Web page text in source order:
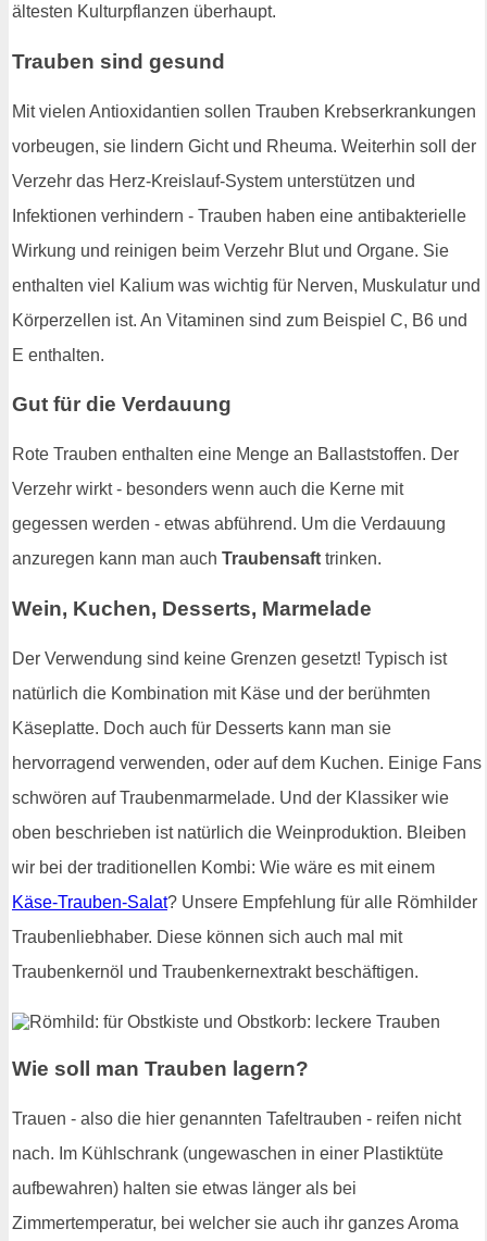
ältesten Kulturpflanzen überhaupt.
Trauben sind gesund
Mit vielen Antioxidantien sollen Trauben Krebserkrankungen
vorbeugen, sie lindern Gicht und Rheuma. Weiterhin soll der
Verzehr das Herz-Kreislauf-System unterstützen und
Infektionen verhindern - Trauben haben eine antibakterielle
Wirkung und reinigen beim Verzehr Blut und Organe. Sie
enthalten viel Kalium was wichtig für Nerven, Muskulatur und
Körperzellen ist. An Vitaminen sind zum Beispiel C, B6 und
E enthalten.
Gut für die Verdauung
Rote Trauben enthalten eine Menge an Ballaststoffen. Der
Verzehr wirkt - besonders wenn auch die Kerne mit
gegessen werden - etwas abführend. Um die Verdauung
anzuregen kann man auch Traubensaft trinken.
Wein, Kuchen, Desserts, Marmelade
Der Verwendung sind keine Grenzen gesetzt! Typisch ist
natürlich die Kombination mit Käse und der berühmten
Käseplatte. Doch auch für Desserts kann man sie
hervorragend verwenden, oder auf dem Kuchen. Einige Fans
schwören auf Traubenmarmelade. Und der Klassiker wie
oben beschrieben ist natürlich die Weinproduktion. Bleiben
wir bei der traditionellen Kombi: Wie wäre es mit einem
Käse-Trauben-Salat? Unsere Empfehlung für alle Römhilder
Traubenliebhaber. Diese können sich auch mal mit
Traubenkernöl und Traubenkernextrakt beschäftigen.
Wie soll man Trauben lagern?
Trauen - also die hier genannten Tafeltrauben - reifen nicht
nach. Im Kühlschrank (ungewaschen in einer Plastiktüte
aufbewahren) halten sie etwas länger als bei
Zimmertemperatur, bei welcher sie auch ihr ganzes Aroma